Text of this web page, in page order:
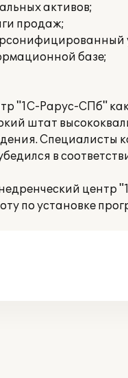
активов;
продаж;
базе;
"1С-Рарус-СПб"
штат
Специалисты
в
по установке